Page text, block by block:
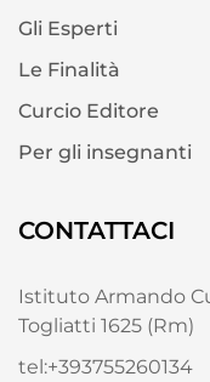
Gli Esperti
Le Finalità
Curcio Editore
Per gli insegnanti
CONTATTACI
Istituto Armando
Togliatti 1625 (Rm)
tel:+393755260134